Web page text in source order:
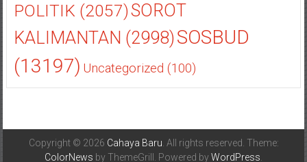
POLITIK(2057)SOROT
KALIMANTAN (2998)SOSBUD
(13197) Uncategorized (100)
Copyright © 2026 Cahaya Baru. All rights reserved. Theme:
ColorNews by ThemeGrill. Powered byWordPress.